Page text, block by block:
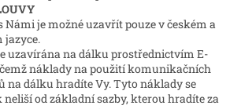
Námi je možné uzavřít pouze v českém a
jazyce.
uzavírána na dálku prostřednictvím E-
náklady na použití komunikačních
na dálku hradíte Vy. Tyto náklady se
od základní sazby, kterou hradíte za